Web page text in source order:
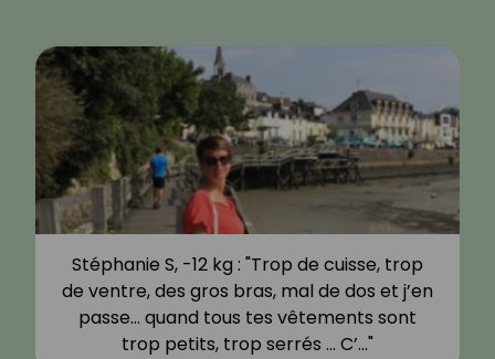
Stéphanie S, -12 kg : "Trop de cuisse, trop
de ventre, des gros bras, mal de dos et j’en
passe… quand tous tes vêtements sont
trop petits, trop serrés … C’…"